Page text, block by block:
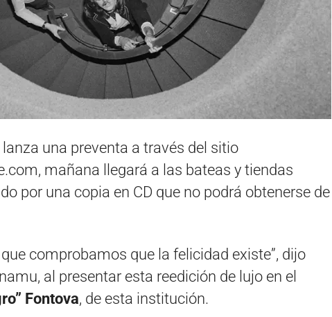
lanza una preventa a través del sitio
mañana llegará a las bateas y tiendas
por una copia en CD que no podrá obtenerse de
comprobamos que la felicidad existe”, dijo
al presentar esta reedición de lujo en el
Fontova, de esta institución.